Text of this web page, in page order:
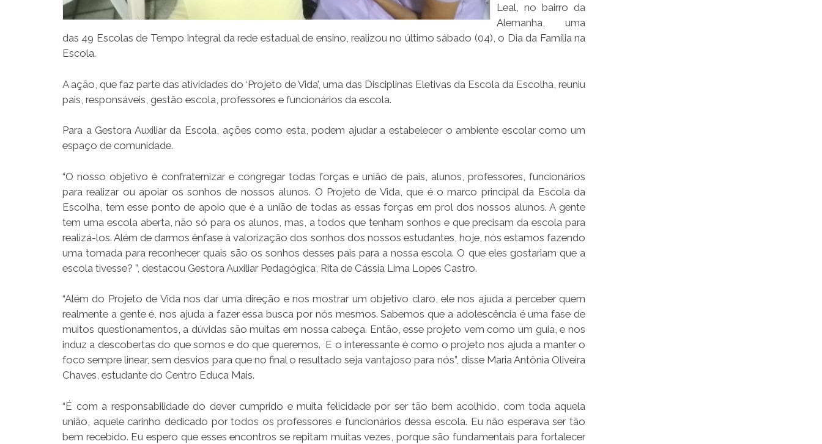
Leal, no bairro da
Alemanha, uma
das 49 Escolas de Tempo Integral da rede estadual de ensino, realizou no último sábado (04), o Dia da Família na
Escola.
A ação, que faz parte das atividades do ‘Projeto de Vida’, uma das Disciplinas Eletivas da Escola da Escolha, reuniu
pais, responsáveis, gestão escola, professores e funcionários da escola.
Para a Gestora Auxiliar da Escola, ações como esta, podem ajudar a estabelecer o ambiente escolar como um
espaço de comunidade.
“O nosso objetivo é confraternizar e congregar todas forças e união de pais, alunos, professores, funcionários
para realizar ou apoiar os sonhos de nossos alunos. O Projeto de Vida, que é o marco principal da Escola da
Escolha, tem esse ponto de apoio que é a união de todas as essas forças em prol dos nossos alunos. A gente
tem uma escola aberta, não só para os alunos, mas, a todos que tenham sonhos e que precisam da escola para
realizá-los. Além de darmos ênfase à valorização dos sonhos dos nossos estudantes, hoje, nós estamos fazendo
uma tomada para reconhecer quais são os sonhos desses pais para a nossa escola. O que eles gostariam que a
escola tivesse? ”, destacou Gestora Auxiliar Pedagógica, Rita de Cássia Lima Lopes Castro.
“Além do Projeto de Vida nos dar uma direção e nos mostrar um objetivo claro, ele nos ajuda a perceber quem
realmente a gente é, nos ajuda a fazer essa busca por nós mesmos. Sabemos que a adolescência é uma fase de
muitos questionamentos, a dúvidas são muitas em nossa cabeça. Então, esse projeto vem como um guia, e nos
induz a descobertas do que somos e do que queremos. E o interessante é como o projeto nos ajuda a manter o
foco sempre linear, sem desvios para que no final o resultado seja vantajoso para nós”, disse Maria Antônia Oliveira
Chaves, estudante do Centro Educa Mais.
“É com a responsabilidade do dever cumprido e muita felicidade por ser tão bem acolhido, com toda aquela
união, aquele carinho dedicado por todos os professores e funcionários dessa escola. Eu não esperava ser tão
bem recebido. Eu espero que esses encontros se repitam muitas vezes, porque são fundamentais para fortalecer